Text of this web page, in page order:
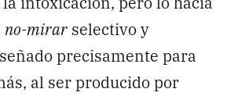
no-mirarselectivo y
precisamente para
al ser producido por